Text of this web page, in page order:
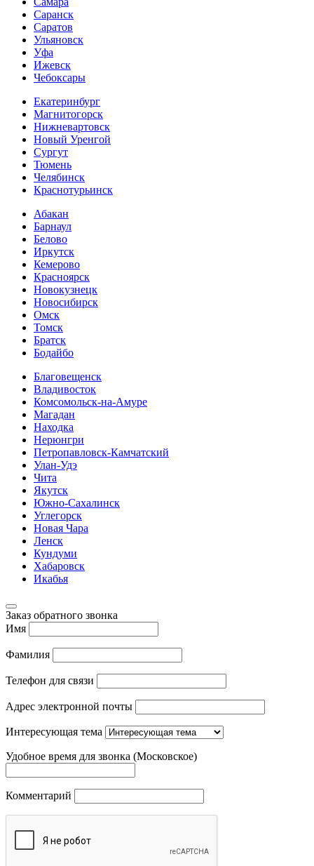
Саранск
Саратов
Ульяновск
Уфа
Ижевск
Чебоксары
Екатеринбург
Магнитогорск
Нижневартовск
Новый Уренгой
Сургут
Тюмень
Челябинск
Краснотурьинск
Абакан
Барнаул
Белово
Иркутск
Кемерово
Красноярск
Новокузнецк
Новосибирск
Омск
Томск
Братск
Бодайбо
Благовещенск
Владивосток
Комсомольск-на-Амуре
Магадан
Находка
Нерюнгри
Петропавловск-Камчатский
Улан-Удэ
Чита
Якутск
Южно-Сахалинск
Углегорск
Новая Чара
Ленск
Кундуми
Хабаровск
Икабья
Заказ обратного звонка
Имя
Фамилия
Телефон для связи
Адрес электронной почты
Интересующая тема
Удобное время для звонка (Московское)
Комментарий